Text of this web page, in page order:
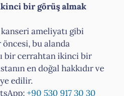
bir görüş almak
ameliyatı gibi
bu alanda
bir cerrahtan ikinci bir
en doğal hakkıdır ve
edilir.
+90 530 917 30 30